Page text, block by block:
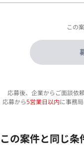
この
応募後、企業からご面談依
応募から5営業日以内に事務
この案件と同じ条